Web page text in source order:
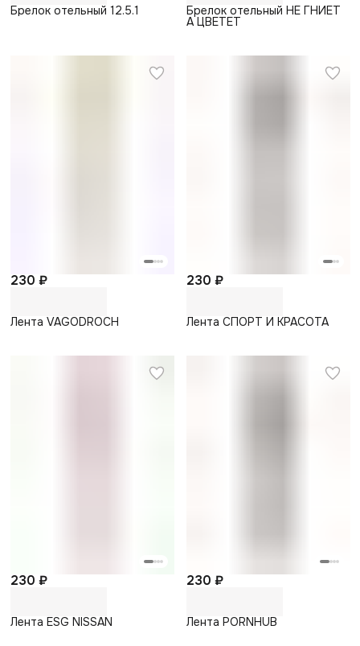
Брелок отельный 12.5.1 Брелок отельный НЕ ГНИЕТ
А ЦВЕТЕТ
230 ₽
Лента VAGODROCH
230 ₽
Лента СПОРТ И КРАСОТА
230 ₽
Лента ESG NISSAN
230 ₽
Лента PORNHUB